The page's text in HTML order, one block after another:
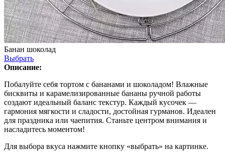
Банан шоколад
Выбрать
Описание:
Побалуйте себя тортом с бананами и шоколадом! Влажные
бисквиты и карамелизированные бананы ручной работы
создают идеальный баланс текстур. Каждый кусочек —
гармония мягкости и сладости, достойная гурманов. Идеален
для праздника или чаепития. Станьте центром внимания и
насладитесь моментом!
Для выбора вкуса нажмите кнопку «выбрать» на картинке.